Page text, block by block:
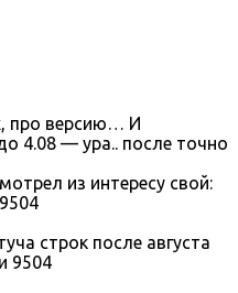
про версию… И
4.08 — ура.. после точно
из интересу свой:
строк после августа
9504